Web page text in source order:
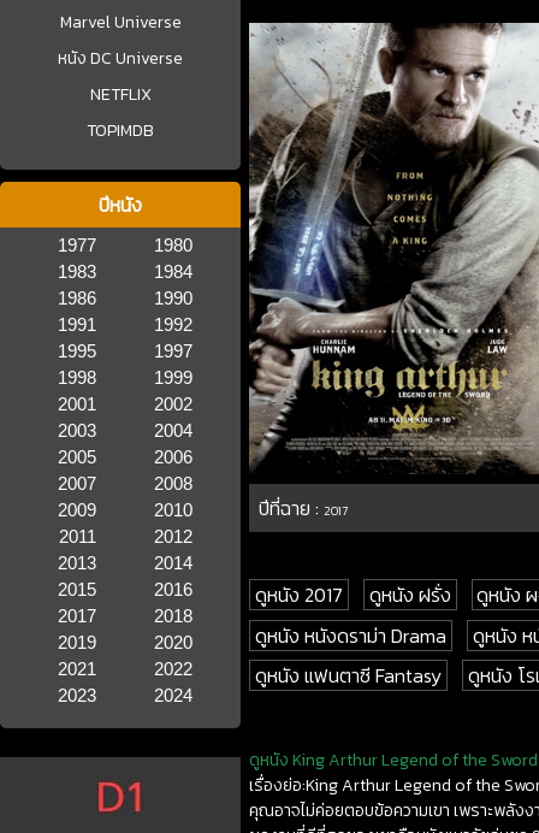
Marvel Universe
หนัง DC Universe
NETFLIX
TOPIMDB
ปีหนัง
1977
1980
1983
1984
1986
1990
1991
1992
1995
1997
1998
1999
2001
2002
2003
2004
2005
2006
2007
2008
2009
2010
2011
2012
2013
2014
2015
2016
2017
2018
2019
2020
2021
2022
2023
2024
ปีที่ฉาย :2017
ดูหนัง 2017 ดูหนัง ฝรั่ง
ดูหนัง
ดูหนัง หนังดราม่า Drama
ดูหนัง ห
ดูหนัง แฟนตาซี Fantasy
ดูหนัง โ
ดูหนัง King Arthur Legend of the Sword
เรื่องย่อ:King Arthur Legend of the
คุณอาจไม่ค่อยตอบข้อความเขา เพราะพลัง